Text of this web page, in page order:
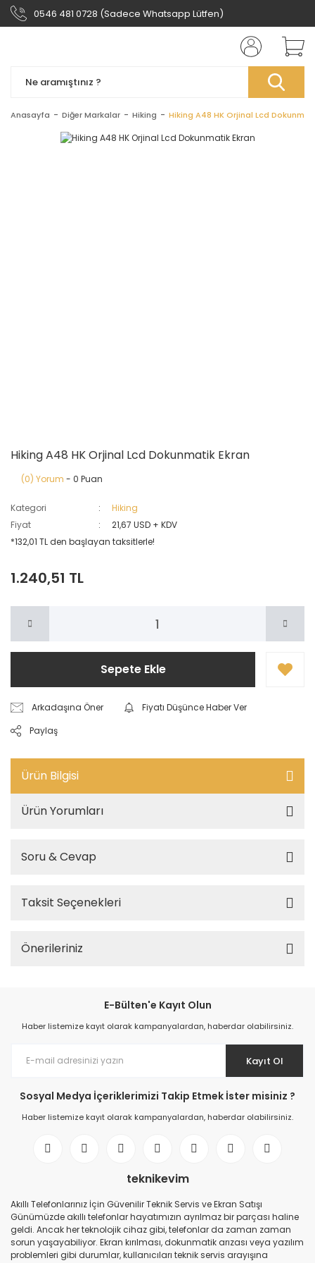
0546 481 0728 (Sadece Whatsapp Lütfen)
Anasayfa Diğer Markalar Hiking Hiking A48 HK Orjinal Lcd
Hiking A48 HK Orjinal Lcd Dokunmatik Ekran
(0) Yorum - 0 Puan
Kategori
Hiking
Fiyat
21,67 USD + KDV
*132,01 TL den başlayan taksitlerle!
1.240,51 TL
Sepete Ekle
Arkadaşına Öner
Fiyatı Düşünce Haber Ver
Paylaş
Ürün Bilgisi
Ürün Yorumları
Soru & Cevap
Taksit Seçenekleri
Önerileriniz
E-Bülten'e Kayıt Olun
Haber listemize kayıt olarak kampanyalardan, haberdar olabilirsiniz.
Kayıt Ol
Sosyal Medya İçeriklerimizi Takip Etmek İster misiniz ?
Haber listemize kayıt olarak kampanyalardan, haberdar olabilirsiniz.
teknikevim
Akıllı Telefonlarınız İçin Güvenilir Teknik Servis ve Ekran Satışı
Günümüzde akıllı telefonlar hayatımızın ayrılmaz bir parçası haline
geldi. Ancak her teknolojik cihaz gibi, telefonlar da zaman zaman
sorun yaşayabiliyor. Ekran kırılması, dokunmatik arızası veya yazılım
problemleri gibi durumlar, kullanıcıları teknik servis arayışına